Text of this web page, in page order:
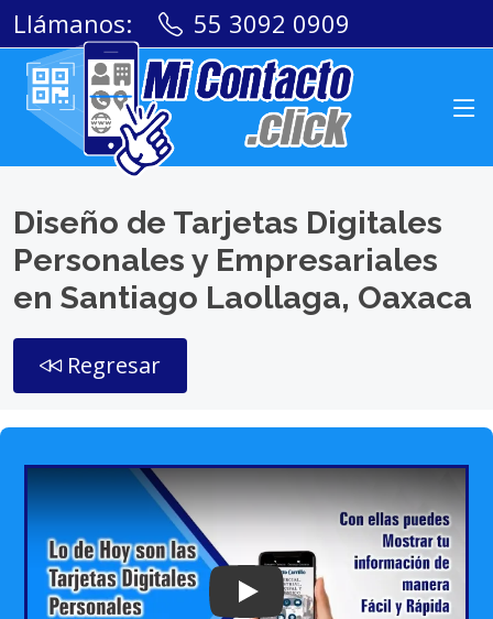
Llámanos: 55 3092 0909
Diseño de Tarjetas Digitales
Personales y Empresariales
en Santiago Laollaga, Oaxaca
Regresar
Play: Keynote (Google I/O '18)